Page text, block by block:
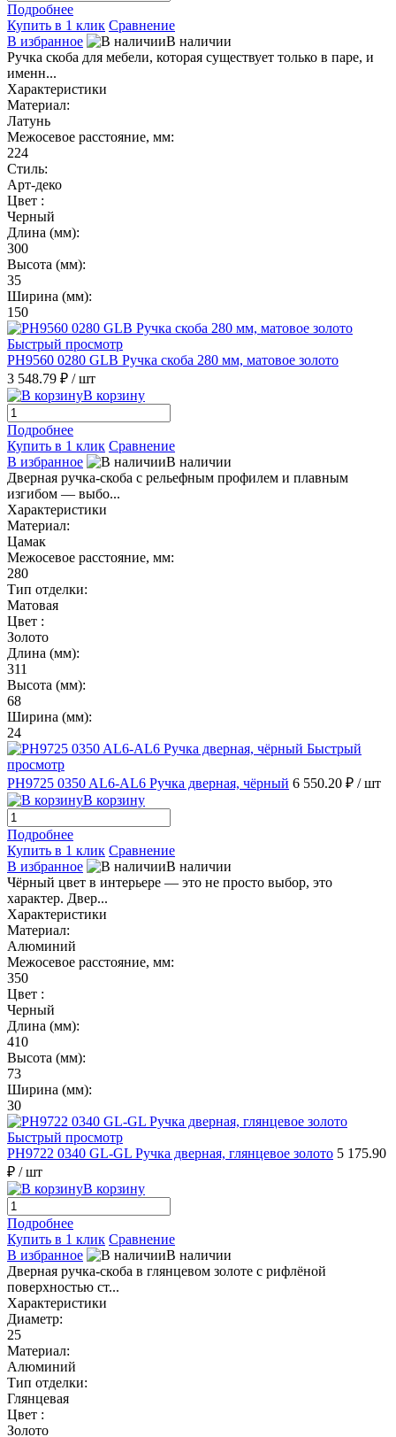
Подробнее
Купить в 1 клик Сравнение
В избранное
В наличии
Ручка скоба для мебели, которая существует только в паре, и
именн...
Характеристики
Материал:
Латунь
Межосевое расстояние, мм:
224
Стиль:
Арт-деко
Цвет :
Черный
Длина (мм):
300
Высота (мм):
35
Ширина (мм):
150
Быстрый просмотр
PH9560 0280 GLB Ручка скоба 280 мм, матовое золото
3 548.79 ₽ / шт
В корзину
Подробнее
Купить в 1 клик Сравнение
В избранное
В наличии
Дверная ручка-скоба с рельефным профилем и плавным
изгибом — выбо...
Характеристики
Материал:
Цамак
Межосевое расстояние, мм:
280
Тип отделки:
Матовая
Цвет :
Золото
Длина (мм):
311
Высота (мм):
68
Ширина (мм):
24
Быстрый
просмотр
PH9725 0350 AL6-AL6 Ручка дверная, чёрный 6 550.20 ₽ / шт
В корзину
Подробнее
Купить в 1 клик Сравнение
В избранное
В наличии
Чёрный цвет в интерьере — это не просто выбор, это
характер. Двер...
Характеристики
Материал:
Алюминий
Межосевое расстояние, мм:
350
Цвет :
Черный
Длина (мм):
410
Высота (мм):
73
Ширина (мм):
30
Быстрый просмотр
PH9722 0340 GL-GL Ручка дверная, глянцевое золото 5 175.90
₽ / шт
В корзину
Подробнее
Купить в 1 клик Сравнение
В избранное
В наличии
Дверная ручка-скоба в глянцевом золоте с рифлёной
поверхностью ст...
Характеристики
Диаметр:
25
Материал:
Алюминий
Тип отделки:
Глянцевая
Цвет :
Золото